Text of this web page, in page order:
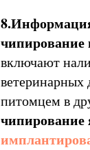
чипирование
включают
ветеринарных
питомцем в
чипирование